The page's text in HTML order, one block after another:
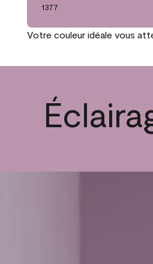
1377
Votre couleur idéale vous